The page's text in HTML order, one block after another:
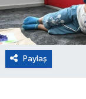
Paylaş
Turizm
Çevre
Kültür ve